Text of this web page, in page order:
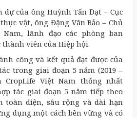
dự của ông Huỳnh Tấn Đạt – Cục
vật, ông Đặng Văn Bảo – Chủ
Nam, lãnh đạo các phòng ban
thành viên của Hiệp hội.
công và kết quả đạt được của
trong giai đoạn 5 năm (2019 –
CropLife Việt Nam thống nhất
tác giai đoạn 5 năm tiếp theo
toàn diện, sâu rộng và dài hạn
dụng một cách bền vững và có